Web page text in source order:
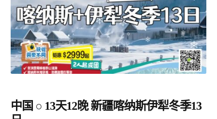
黄金海岸/布里斯班
凯恩斯/大堡礁
中国 ○ 13天12晚 新疆喀纳斯伊犁冬季13